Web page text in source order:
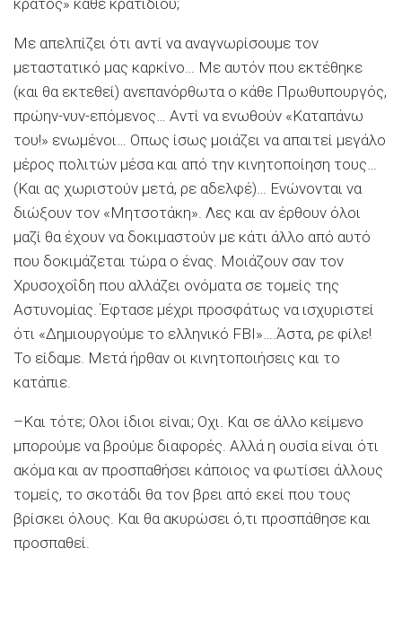
Με απελπίζει ότι αντί να αναγνωρίσουμε τον
μεταστατικό μας καρκίνο… Με αυτόν που εκτέθηκε
(και θα εκτεθεί) ανεπανόρθωτα ο κάθε Πρωθυπουργός,
πρώην-νυν-επόμενος… Αντί να ενωθούν «Καταπάνω
του!» ενωμένοι… Οπως ίσως μοιάζει να απαιτεί μεγάλο
μέρος πολιτών μέσα και από την κινητοποίηση τους…
(Και ας χωριστούν μετά, ρε αδελφέ)… Ενώνονται να
διώξουν τον «Μητσοτάκη». Λες και αν έρθουν όλοι
μαζί θα έχουν να δοκιμαστούν με κάτι άλλο από αυτό
που δοκιμάζεται τώρα ο ένας. Μοιάζουν σαν τον
Χρυσοχοΐδη που αλλάζει ονόματα σε τομείς της
Αστυνομίας. Έφτασε μέχρι προσφάτως να ισχυριστεί
ότι «Δημιουργούμε το ελληνικό FBI»….Άστα, ρε φίλε!
Το είδαμε. Μετά ήρθαν οι κινητοποιήσεις και το
κατάπιε.
–Και τότε; Ολοι ίδιοι είναι; Οχι. Και σε άλλο κείμενο
μπορούμε να βρούμε διαφορές. Αλλά η ουσία είναι ότι
ακόμα και αν προσπαθήσει κάποιος να φωτίσει άλλους
τομείς, το σκοτάδι θα τον βρει από εκεί που τους
βρίσκει όλους. Και θα ακυρώσει ό,τι προσπάθησε και
προσπαθεί.